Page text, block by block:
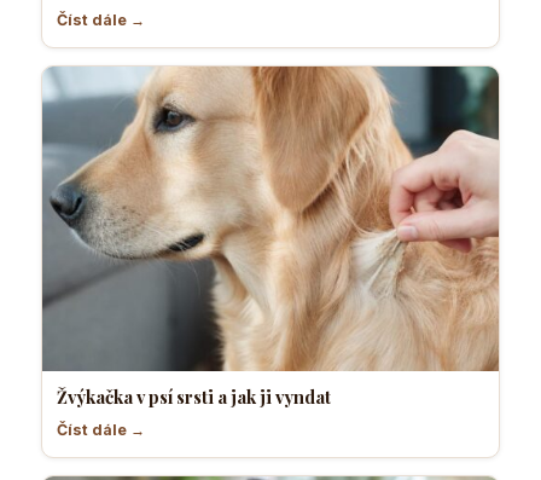
Číst dále →
Žvýkačka v psí srsti a jak ji vyndat
Číst dále →